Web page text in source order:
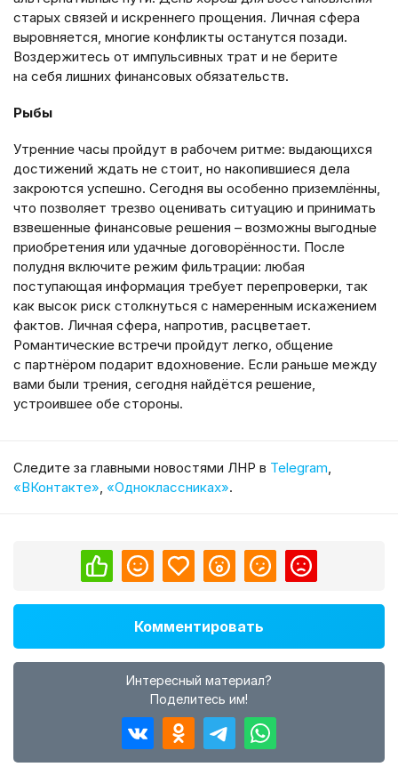
старых связей и искреннего прощения. Личная сфера
выровняется, многие конфликты останутся позади.
Воздержитесь от импульсивных трат и не берите
на себя лишних финансовых обязательств.
Рыбы
Утренние часы пройдут в рабочем ритме: выдающихся
достижений ждать не стоит, но накопившиеся дела
закроются успешно. Сегодня вы особенно приземлённы,
что позволяет трезво оценивать ситуацию и принимать
взвешенные финансовые решения – возможны выгодные
приобретения или удачные договорённости. После
полудня включите режим фильтрации: любая
поступающая информация требует перепроверки, так
как высок риск столкнуться с намеренным искажением
фактов. Личная сфера, напротив, расцветает.
Романтические встречи пройдут легко, общение
с партнёром подарит вдохновение. Если раньше между
вами были трения, сегодня найдётся решение,
устроившее обе стороны.
Cледите за главными новостями ЛНР в Telegram
«ВКонтакте» «Одноклассниках».
Комментировать
Интересный материал?
Поделитесь им!